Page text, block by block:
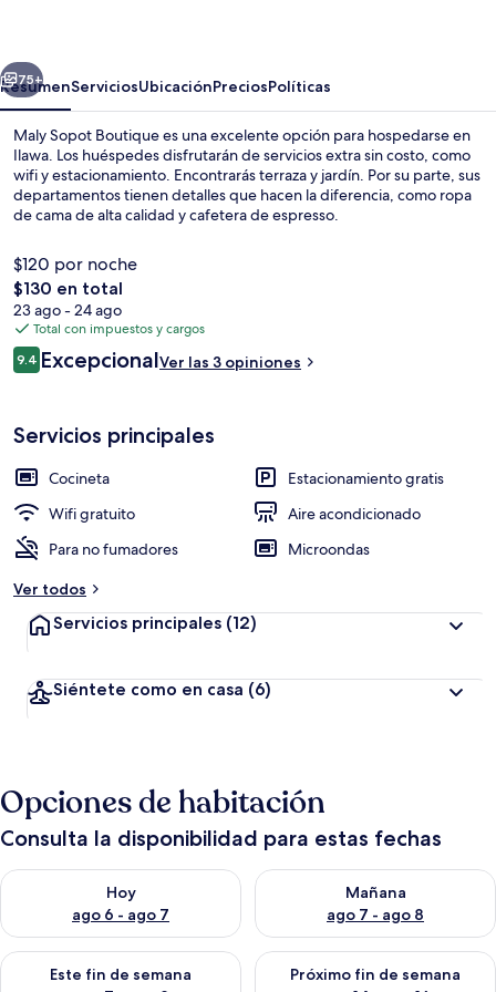
Siguiente
75+
ResumenServiciosUbicaciónPreciosPolíticas
Maly Sopot Boutique es una excelente opción para hospedarse en
Ilawa. Los huéspedes disfrutarán de servicios extra sin costo, como
wifi y estacionamiento. Encontrarás terraza y jardín. Por su parte, sus
departamentos tienen detalles que hacen la diferencia, como ropa
de cama de alta calidad y cafetera de espresso.
$120 por noche
El
precio
total
es
de
$130 en total
23 ago - 24 ago
Total con impuestos y cargos
Opiniones
9.49.4 de 10,
ExcepcionalVer las 3 opiniones
Servicios principales
Cocineta
Estacionamiento gratis
Wifi gratuito
Aire acondicionado
Para no fumadores
Microondas
Ver todos
Servicios principales (12)
Siéntete como en casa (6)
Opciones de habitación
Consulta la disponibilidad para estas fechas
Hoy
ago 6 - ago 7
Consulta la disponibilidad para hoy ago 6 - ago 7
Mañana
ago 7 - ago 8
Consulta la disponibilidad
Este fin de semana
Consulta la disponibilidad para este fin de semana ago 7 -
Próximo fin de semana
Consulta la disponibilidad